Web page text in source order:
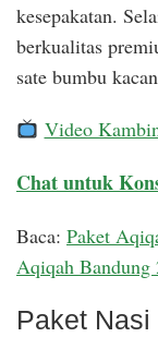
kesepakatan.
berkualitas
sate bumbu
Video
Chat untuk
Baca: Paket
Aqiqah Bandung
Paket